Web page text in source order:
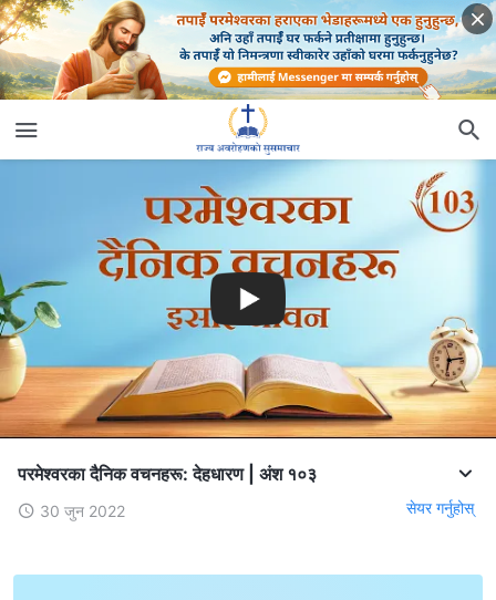
परमेश्‍वरका दैनिक वचनहरू: देहधारण | अंश १०३
30 जुन 2022 सेयर गर्नुहोस्